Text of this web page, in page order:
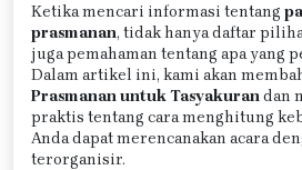
Ketika mencari informasi tentang
prasmanan, tidak hanya daftar
juga pemahaman tentang apa yang
Dalam artikel ini, kami akan
Prasmanan untuk Tasyakurandan
praktis tentang cara menghitung
Anda dapat merencanakan acara
terorganisir.